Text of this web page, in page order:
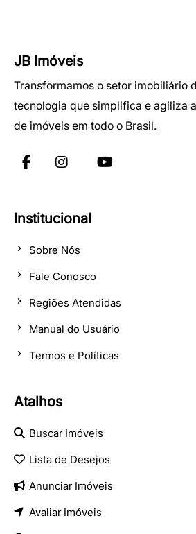
JB Imóveis
Transformamos o setor imobiliário
tecnologia que simplifica e agiliza
de imóveis em todo o Brasil.
Institucional
Sobre Nós
Fale Conosco
Regiões Atendidas
Manual do Usuário
Termos e Políticas
Atalhos
Buscar Imóveis
Lista de Desejos
Anunciar Imóveis
Avaliar Imóveis